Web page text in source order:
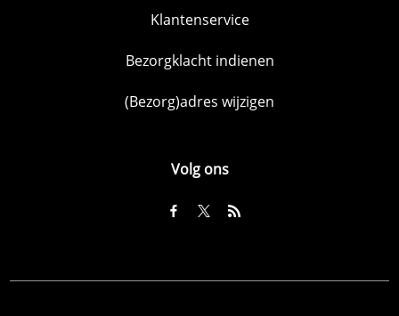
Klantenservice
Bezorgklacht indienen
(Bezorg)adres wijzigen
Volg ons